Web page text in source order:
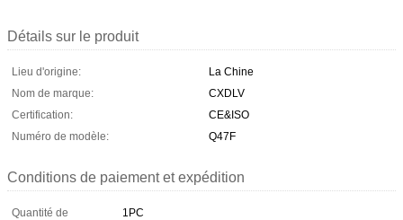
Détails sur le produit
Lieu d'origine:
La Chine
Nom de marque:
CXDLV
Certification:
CE&ISO
Numéro de modèle:
Q47F
Conditions de paiement et expédition
Quantité de
1PC